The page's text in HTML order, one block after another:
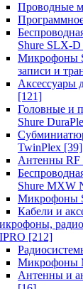
Проводные
Shure SLX-D
Микрофоны
записи и
Аксессуары
[121]
Головные и
Shure
TwinPlex [39]
Антенны RF
Shure MXW
Микрофоны
Кабели и
[212]
Микрофоны
Антенны и